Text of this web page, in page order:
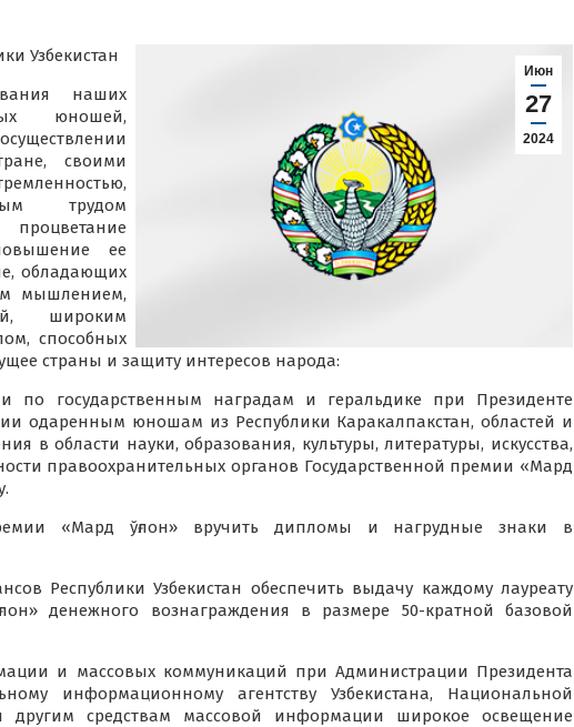
Июн
27
2024
Узбекистан
наших
юношей,
своими
трудом
ее
обладающих
мышлением,
широким
способных
страны и защиту интересов народа:
по государственным наградам и геральдике при Президенте
одаренным юношам из Республики Каракалпакстан, областей и
в области науки, образования, культуры, литературы, искусства,
правоохранительных органов Государственной премии «Мард
«Мард ўғлон» вручить дипломы и нагрудные знаки в
Республики Узбекистан обеспечить выдачу каждому лауреату
денежного вознаграждения в размере 50-кратной базовой
и массовых коммуникаций при Администрации Президента
информационному агентству Узбекистана, Национальной
другим средствам массовой информации широкое освещение